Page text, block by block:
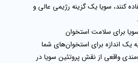
کنند، سویا یک گزینه رژیمی عالی و
برای سلامت استخوان
یک اندازه برای استخوان‌های شما
واقعی از نقش پروتئین سویا در